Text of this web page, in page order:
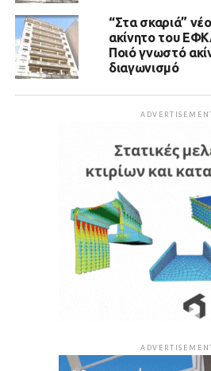
“Στα σκαριά”
ακίνητο του
Ποιό γνωστό
διαγωνισμό